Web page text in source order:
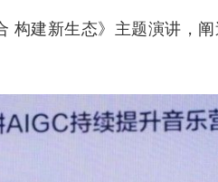
建新生态》主题演讲，阐